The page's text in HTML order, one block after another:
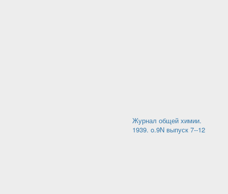
Журнал общей химии.
1939. o.9N выпуск 7--12